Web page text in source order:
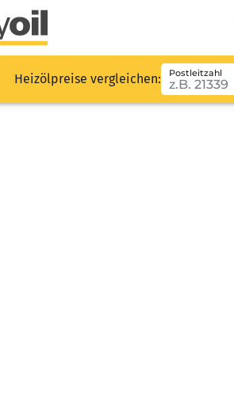
Heizölpreise vergleichen: Postleitzahl